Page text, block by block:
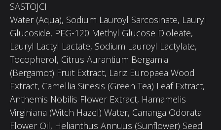
SASTOJCI
Water (Aqua), Sodium Lauroyl Sarcosinate, Lauryl
Glucoside, PEG-120 Methyl Glucose Dioleate,
Lauryl Lactyl Lactate, Sodium Lauroyl Lactylate,
Tocopherol, Citrus Aurantium Bergamia
(Bergamot) Fruit Extract, Lariz Europaea Wood
Extract, Camellia Sinesis (Green Tea) Leaf Extract,
Anthemis Nobilis Flower Extract, Hamamelis
Virginiana (Witch Hazel) Water, Cananga Odorata
Flower Oil, Helianthus Annuus (Sunflower) Seed